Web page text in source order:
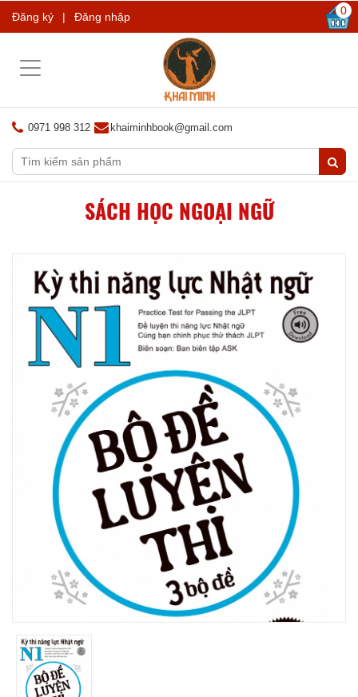
Đăng ký | Đăng nhập 0
Toggle
0971 998 312 khaiminhbook@gmail.com
SÁCH HỌC NGOẠI NGỮ